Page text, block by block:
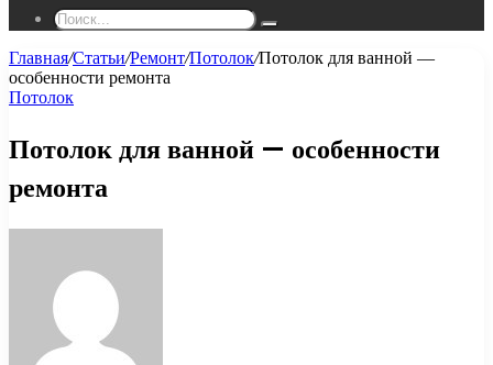
Поиск...
Главная/Статьи/Ремонт/Потолок/Потолок для ванной —
особенности ремонта
Потолок
Потолок для ванной — особенности
ремонта